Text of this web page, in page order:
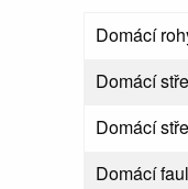
Domácí
Domácí
Domácí
Domácí